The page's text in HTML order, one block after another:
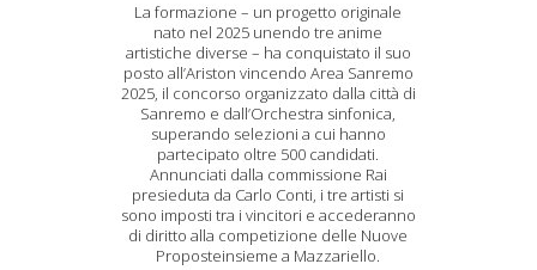
La formazione – un progetto originale
nato nel 2025 unendo tre anime
artistiche diverse – ha conquistato il suo
posto all’Ariston vincendo Area Sanremo
2025, il concorso organizzato dalla città di
Sanremo e dall’Orchestra sinfonica,
superando selezioni a cui hanno
partecipato oltre 500 candidati.
Annunciati dalla commissione Rai
presieduta da Carlo Conti, i tre artisti si
sono imposti tra i vincitori e accederanno
di diritto alla competizione delle Nuove
Proposteinsieme a Mazzariello.